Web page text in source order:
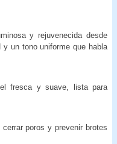
y rejuvenecida desde
un tono uniforme que habla
fresca y suave, lista para
poros y prevenir brotes